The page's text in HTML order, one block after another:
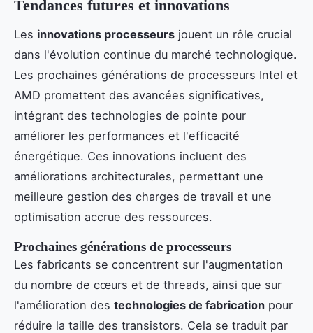
Tendances futures et innovations
Les innovations processeurs jouent un rôle crucial
dans l'évolution continue du marché technologique.
Les prochaines générations de processeurs Intel et
AMD promettent des avancées significatives,
intégrant des technologies de pointe pour
améliorer les performances et l'efficacité
énergétique. Ces innovations incluent des
améliorations architecturales, permettant une
meilleure gestion des charges de travail et une
optimisation accrue des ressources.
Prochaines générations de processeurs
Les fabricants se concentrent sur l'augmentation
du nombre de cœurs et de threads, ainsi que sur
l'amélioration des technologies de fabrication pour
réduire la taille des transistors. Cela se traduit par